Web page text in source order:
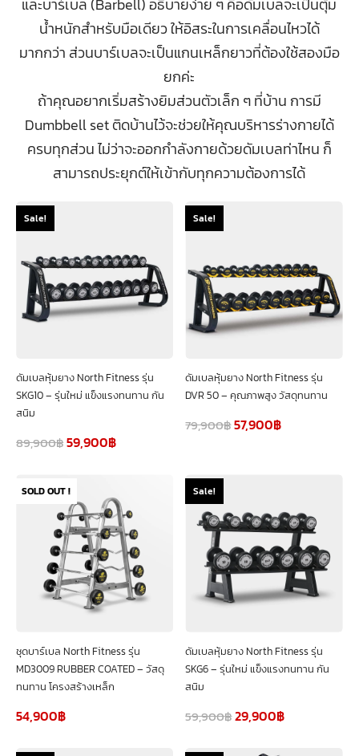
และบาร์เบล (Barbell) อธิบายง่าย ๆ คือดัมเบลจะเป็นตุ้ม
น้ำหนักสำหรับมือเดียว ให้อิสระในการเคลื่อนไหวได้
มากกว่า ส่วนบาร์เบลจะเป็นแกนเหล็กยาวที่ต้องใช้สองมือ
ยกค่ะ
ถ้าคุณอยากเริ่มสร้างยิมส่วนตัวเล็ก ๆ ที่บ้าน การมี
Dumbbell set ติดบ้านไว้จะช่วยให้คุณบริหารร่างกายได้
ครบทุกส่วน ไม่ว่าจะออกกำลังกายด้วยดัมเบลท่าไหน ก็
สามารถประยุกต์ให้เข้ากับทุกความต้องการได้
Sale!
ดัมเบลหุ้มยาง North Fitness รุ่น
SKG10 – รุ่นใหม่ แข็งแรงทนทาน กัน
สนิม
89,900฿59,900฿
Sale!
ดัมเบลหุ้มยาง North Fitness รุ่น
DVR 50 – คุณภาพสูง วัสดุทนทาน
79,900฿57,900฿
SOLD OUT !
ชุดบาร์เบล North Fitness รุ่น
MD3009 RUBBER COATED – วัสดุ
ทนทาน โครงสร้างเหล็ก
54,900฿
Sale!
ดัมเบลหุ้มยาง North Fitness รุ่น
SKG6 – รุ่นใหม่ แข็งแรงทนทาน กัน
สนิม
59,900฿29,900฿